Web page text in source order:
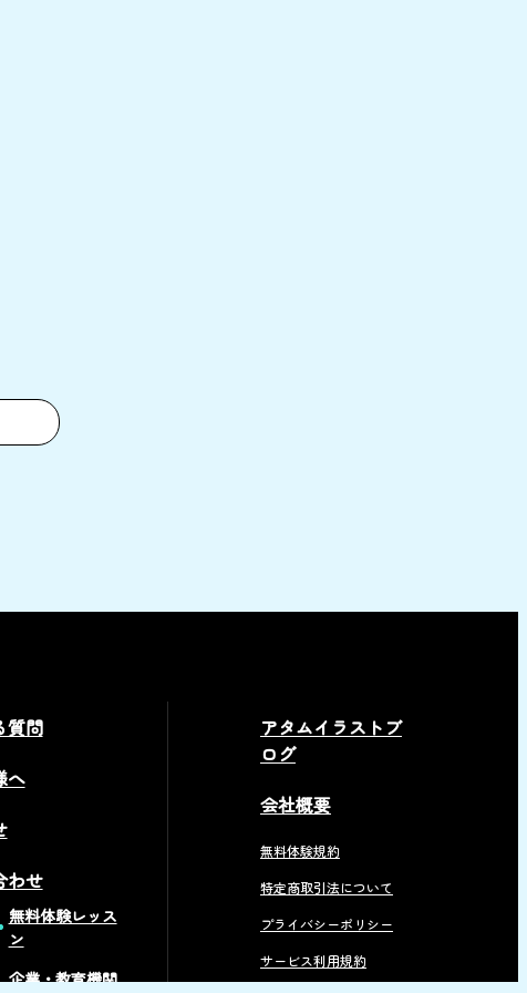
質問
へ
わせ
無料体験レッス
ン
企業・教育機関
アタムイラストブ
ログ
会社概要
無料体験規約
特定商取引法について
プライバシーポリシー
サービス利用規約